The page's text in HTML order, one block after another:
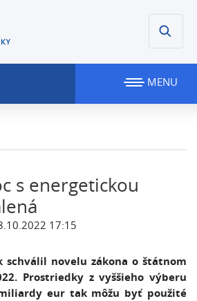
MENU
s energetickou
17:15
schválil novelu zákona o štátnom
Prostriedky z vyššieho výberu
eur tak môžu byť použité